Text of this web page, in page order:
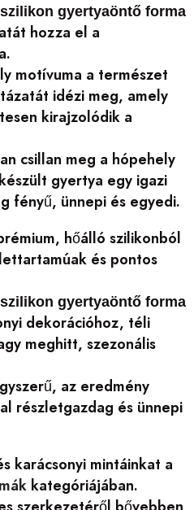
gyertyaöntő forma
hozza el a
motívuma a természet
idézi meg, amely
kirajzolódik a
csillan meg a hópehely
gyertya egy igazi
fényű, ünnepi és egyedi.
hőálló szilikonból
és pontos
gyertyaöntő forma
dekorációhoz, téli
meghitt, szezonális
az eredmény
részletgazdag és ünnepi
karácsonyi mintáinkat a
kategóriájában.